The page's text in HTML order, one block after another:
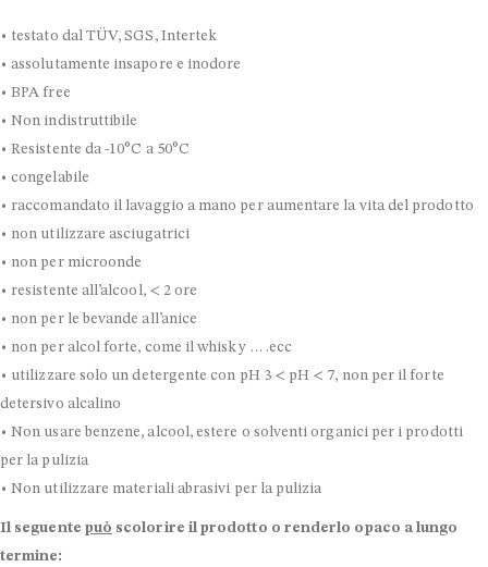
• testato dal TÜV, SGS, Intertek
• assolutamente insapore e inodore
• BPA free
• Non indistruttibile
• Resistente da -10°C a 50°C
• congelabile
• raccomandato il lavaggio a mano per aumentare la vita del prodotto
• non utilizzare asciugatrici
• non per microonde
• resistente all’alcool, < 2 ore
• non per le bevande all’anice
• non per alcol forte, come il whisky … .ecc
• utilizzare solo un detergente con pH 3 < pH < 7, non per il forte
detersivo alcalino
• Non usare benzene, alcool, estere o solventi organici per i prodotti
per la pulizia
• Non utilizzare materiali abrasivi per la pulizia
Il seguente può scolorire il prodotto o renderlo opaco a lungo
termine: